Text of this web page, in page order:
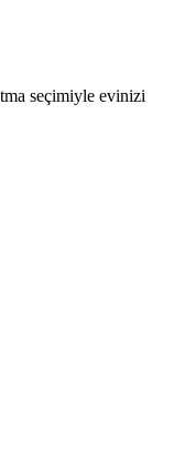
seçimiyle evinizi